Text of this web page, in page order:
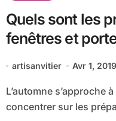
Quels sont les
fenêtres et
artisanvitier Avr 1, 2019
L’automne s’approche à grands pas, il est temps de se
concentrer sur les